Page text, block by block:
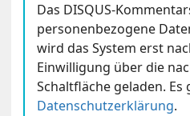
Das DISQUS-
personenbezogene
wird das System erst
Einwilligung über die
Schaltfläche geladen. Es
Datenschutzerklärung.